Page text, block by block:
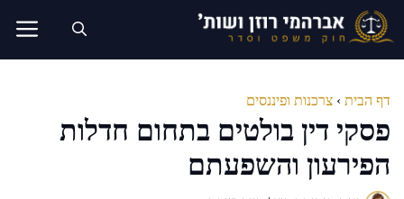
לדלג
לתוכן
דף הבית › צרכנות ופיננסים
פסקי דין בולטים בתחום חדלות
הפירעון והשפעתם